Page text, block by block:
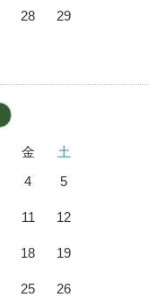
28 29
金
土
4 5
11 12
18 19
25 26